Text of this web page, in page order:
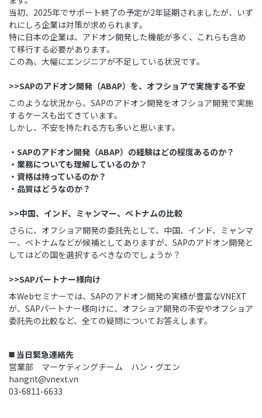
当初、2025年でサポート終了の予定が2年延期されましたが、いず
れにしろ企業は対策が求められます。
特に日本の企業は、アドオン開発した機能が多く、これらも含め
て移行する必要があります。
この為、大幅にエンジニアが不足している状況です。
>>SAPのアドオン開発（ABAP）を、オフショアで実施する不安
このような状況から、SAPのアドオン開発をオフショア開発で実施
するケースも出てきています。
しかし、不安を持たれる方も多いと思います。
・SAPのアドオン開発（ABAP）の経験はどの程度あるのか？
・業務についても理解しているのか？
・資格は持っているのか？
・品質はどうなのか？
>>中国、インド、ミャンマー、ベトナムの比較
さらに、オフショア開発の委託先として、中国、インド、ミャンマ
ー、ベトナムなどが候補としてありますが、SAPのアドオン開発と
してはどの国を選択するべきなのでしょうか？
>>SAPパートナー様向け
本Webセミナーでは、SAPのアドオン開発の実績が豊富なVNEXT
が、SAPパートナー様向けに、オフショア開発の不安やオフショア
委託先の比較など、全ての疑問についてお答えします。
◼️ 当日緊急連絡先
営業部 マーケティングチーム ハン・グエン
hangnt@vnext.vn
03-6811-6633